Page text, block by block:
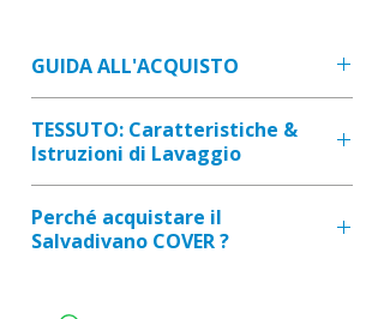
GUIDA ALL'ACQUISTO
1.Seleziona il lato della penisola del
tuo divano (visto stando seduti sul
2.Scrivi le misure del tuo divano
[vedi "GUIDA ALLA TAGLIA"]. Nella
le misure A - B - C - D - E, rilevale
TESSUTO: Caratteristiche &
Istruzioni di Lavaggio
(impermeabile ed idrorepellente)
COMPOSIZIONE: 55 % cotone -
Perché acquistare il
Salvadivano COVER ?